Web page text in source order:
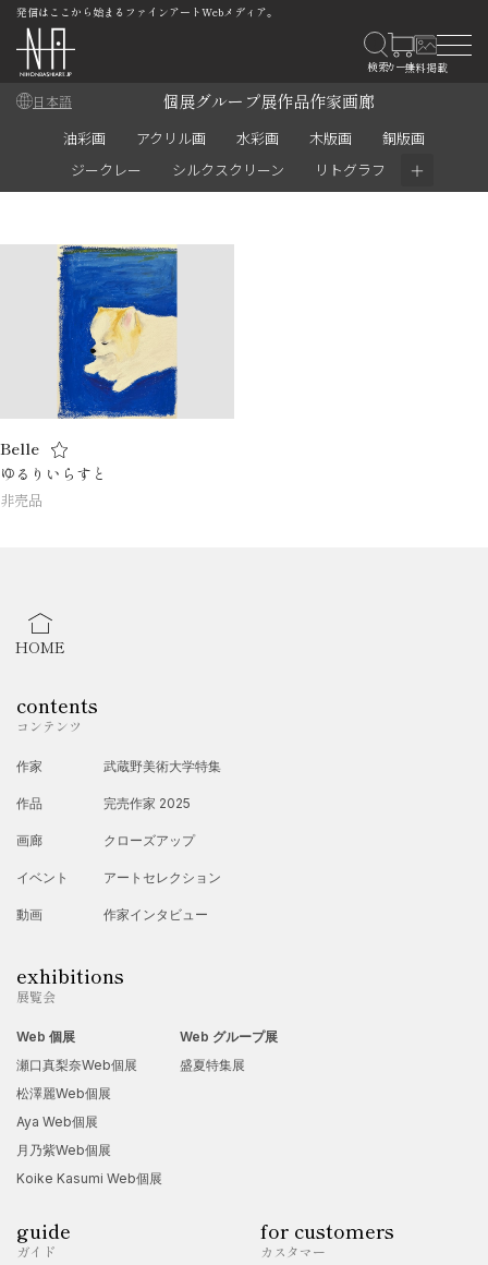
発信はここから始まるファインアートWebメディア。
日本語 個展グループ展作品作家画廊
油彩画 アクリル画 水彩画 木版画
銅版画
ジークレー
シルクスクリーン リトグラフ ＋
Belle
ゆるりいらすと
非売品
HOME
contents
コンテンツ
作家
作品
画廊
イベント
動画
武蔵野美術大学特集
完売作家 2025
クローズアップ
アートセレクション
作家インタビュー
exhibitions
展覧会
Web 個展
瀬口真梨奈Web個展
松澤麗Web個展
Aya Web個展
月乃紫Web個展
Koike Kasumi Web個展
Web グループ展
盛夏特集展
guide
ガイド
for customers
カスタマー